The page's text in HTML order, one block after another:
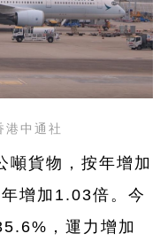
港中通社
噸貨物，按年增加
增加1.03倍。今
，運力增加